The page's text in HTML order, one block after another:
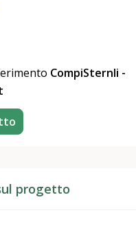
CompiSternli -
progetto